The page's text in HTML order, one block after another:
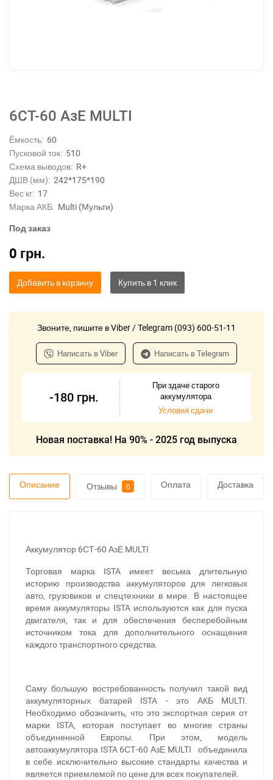
6СТ-60 АзЕ MULTI
Ёмкость: 60
Пусковой ток: 510
Схема выводов: R+
ДШВ (мм): 242*175*190
Вес кг: 17
Марка АКБ: Multi (Мульти)
Под заказ
0 грн.
Добавить в корзину
Звоните, пишите в Viber / Telegram (093) 600-51-11
Написать в Viber Написать в Telegram
-180 грн.
При здаче старого
аккумулятора
Условия сдачи
Новая поставка! На 90% - 2025 год выпуска
Описание Отзывы 0 Оплата Доставка
Аккумулятор 6СТ-60 АзЕ MULTI
Торговая марка ISTA имеет весьма длительную
историю производства аккумуляторов для легковых
авто, грузовиков и спецтехники в мире. В настоящее
время аккумуляторы ISTA используются как для пуска
двигателя, так и для обеспечения бесперебойным
источником тока для дополнительного оснащения
каждого транспортного средства.
Саму большую востребованность получил такой вид
аккумуляторных батарей ISTA - это АКБ MULTI.
Необходимо обозначить, что это экспортная серия от
марки ISTA, которая поступает во многие страны
объединенной Европы. При этом, модель
автоаккумулятора ISTA 6СТ-60 АзЕ MULTI объединила
в себе исключительно высокие стандарты качества и
является приемлемой по цене для всех покупателей.